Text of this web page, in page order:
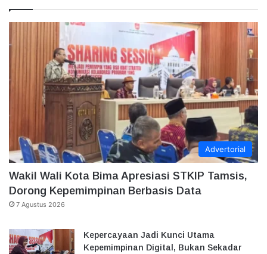
Advertorial
Wakil Wali Kota Bima Apresiasi STKIP Tamsis,
Dorong Kepemimpinan Berbasis Data
7 Agustus 2026
Kepercayaan Jadi Kunci Utama
Kepemimpinan Digital, Bukan Sekadar